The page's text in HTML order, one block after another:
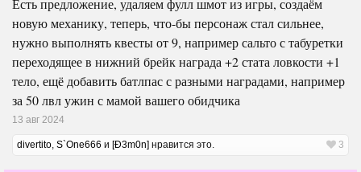
Есть предложение, удаляем фулл шмот из игры, создаём
новую механику, теперь, что-бы персонаж стал сильнее,
нужно выполнять квесты от 9, например сальто с табуретки
переходящее в нижний брейк награда +2 стата ловкости +1
тело, ещё добавить батлпас с разными наградами, например
за 50 лвл ужин с мамой вашего обидчика
13 авг 2024
divertito, S`One666 и [Ð3m0n] нравится это. 3